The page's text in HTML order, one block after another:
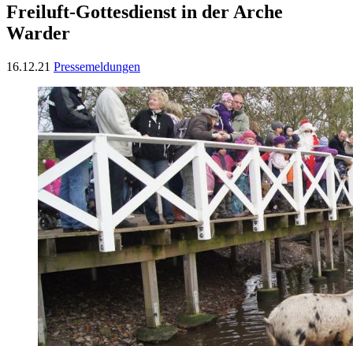
Freiluft-Gottesdienst in der Arche
Warder
16.12.21 Pressemeldungen